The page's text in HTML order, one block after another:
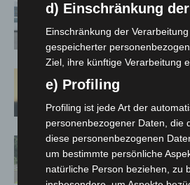
Niedersachsen:
kehren nach
Spanien zurück
Hannover: Erste
Population in
Brand im „Haus
Neuwarmbüchen
d) Einschränkung
Einschränkung der
gespeicherter
Ziel, ihre künftige Verarbeitung
e) Profiling
Profiling ist jede Art der
personenbezogener Daten, die
diese personenbezogenen
um bestimmte persönliche
natürliche Person beziehen, zu